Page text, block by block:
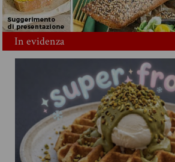
In evidenza